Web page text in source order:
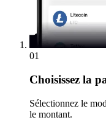
01
Choisissez la
Sélectionnez le
le montant.